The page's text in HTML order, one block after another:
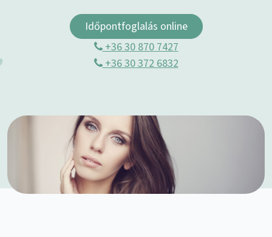
Időpontfoglalás online
+36 30 870 7427
+36 30 372 6832